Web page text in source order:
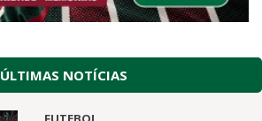
ÚLTIMAS NOTÍCIAS